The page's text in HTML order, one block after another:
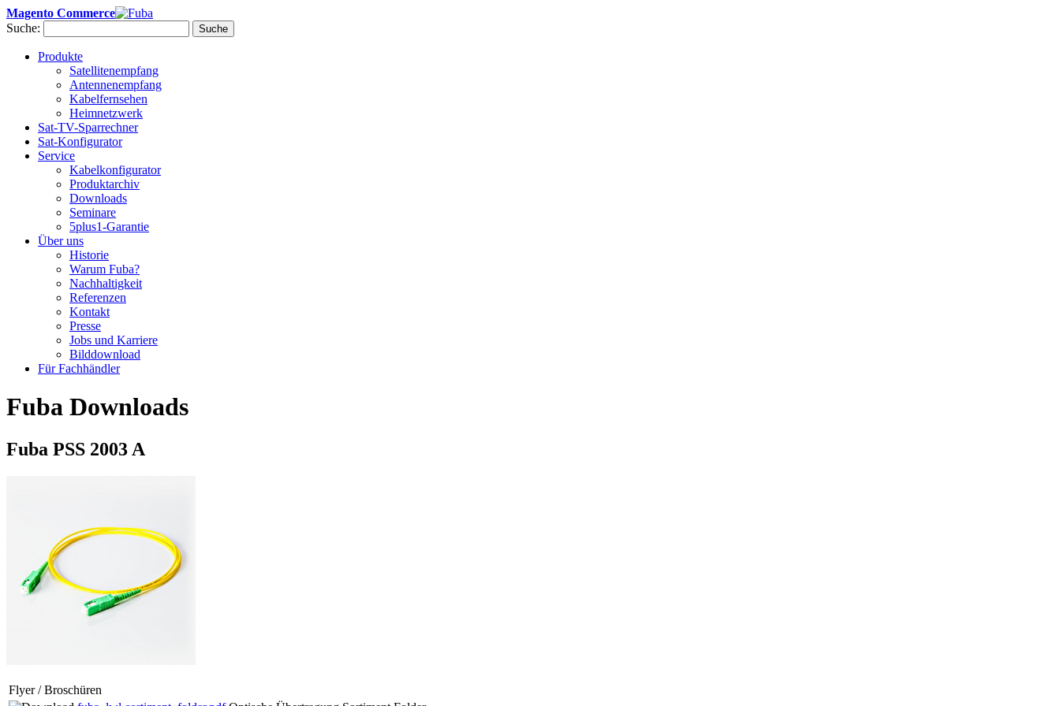
Magento Commerce
Suche:
Suche
Produkte
Satellitenempfang
Antennenempfang
Kabelfernsehen
Heimnetzwerk
Sat-TV-Sparrechner
Sat-Konfigurator
Service
Kabelkonfigurator
Produktarchiv
Downloads
Seminare
5plus1-Garantie
Über uns
Historie
Warum Fuba?
Nachhaltigkeit
Referenzen
Kontakt
Presse
Jobs und Karriere
Bilddownload
Für Fachhändler
Fuba Downloads
Fuba PSS 2003 A
Flyer / Broschüren